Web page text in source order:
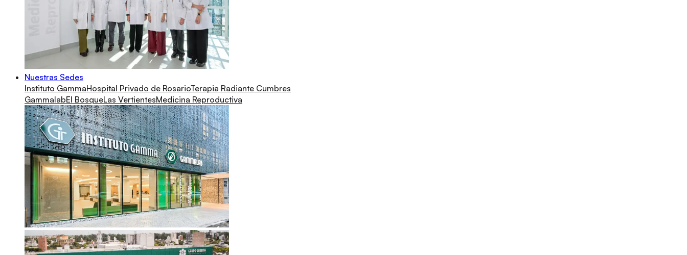
Nuestras Sedes
Instituto GammaHospital Privado de RosarioTerapia Radiante Cumbres
GammalabEl BosqueLas VertientesMedicina Reproductiva